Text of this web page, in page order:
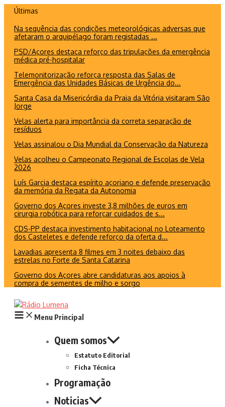
conteúdo
Últimas
Na sequência das condições meteorológicas adversas que
afetaram o arquipélago foram registadas ...
PSD/Açores destaca reforço das tripulações da emergência
médica pré-hospitalar
Telemonitorização reforça resposta das Salas de
Emergência das Unidades Básicas de Urgência do...
Santa Casa da Misericórdia da Praia da Vitória visitaram São
Jorge
Velas alerta para importância da correta separação de
resíduos
Velas assinalou o Dia Mundial da Conservação da Natureza
Velas acolheu o Campeonato Regional de Escolas de Vela
2026
Luís Garcia destaca espírito açoriano e defende preservação
da memória da Regata da Autonomia
Governo dos Açores investe 3,8 milhões de euros em
cirurgia robótica para reforçar cuidados de s...
CDS-PP destaca investimento habitacional no Loteamento
dos Casteletes e defende reforço da oferta d...
Lavadias apresenta 8 filmes em 3 noites debaixo das
estrelas no Forte de Santa Catarina
Governo dos Açores abre candidaturas aos apoios à
compra de sementes de milho e sorgo
Menu Principal
Quem somos
Estatuto Editorial
Ficha Técnica
Programação
Noticias